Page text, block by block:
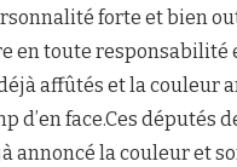
forte et bien
en toute
affûtés et la couleur
d’en face.Ces députés
annoncé la couleur et